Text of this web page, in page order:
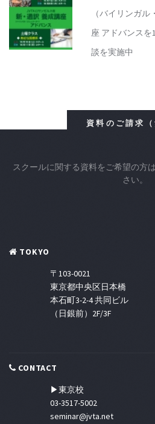
（バイリンガ
座 アドバンス
談を実施中
資料のご請求（
スクールに関する資料をご希望の方は
さい。
TOKYO
〒103-0021
東京都中央区日本橋
本石町3-2-4 共同ビル
（日銀前）2F/3F
CONTACT
▶東京校
03-3517-5002
seminar@jvta.net